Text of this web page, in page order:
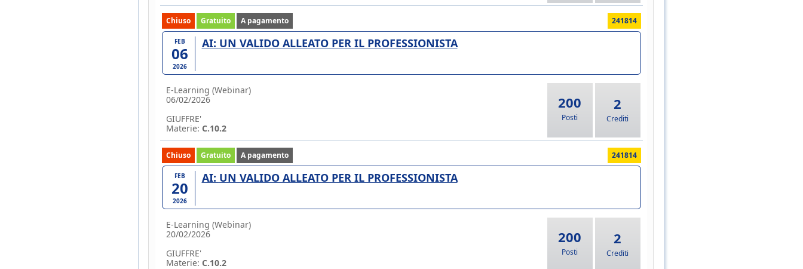
Chiuso Gratuito A pagamento 241814
FEB
06
2026
AI: UN VALIDO ALLEATO PER IL PROFESSIONISTA
E-Learning (Webinar)
06/02/2026
GIUFFRE'
Materie: C.10.2
200
Posti
2
Crediti
Chiuso Gratuito A pagamento 241814
FEB
20
2026
AI: UN VALIDO ALLEATO PER IL PROFESSIONISTA
E-Learning (Webinar)
20/02/2026
GIUFFRE'
Materie: C.10.2
200
Posti
2
Crediti